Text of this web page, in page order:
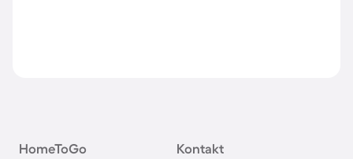
HomeToGo Kontakt